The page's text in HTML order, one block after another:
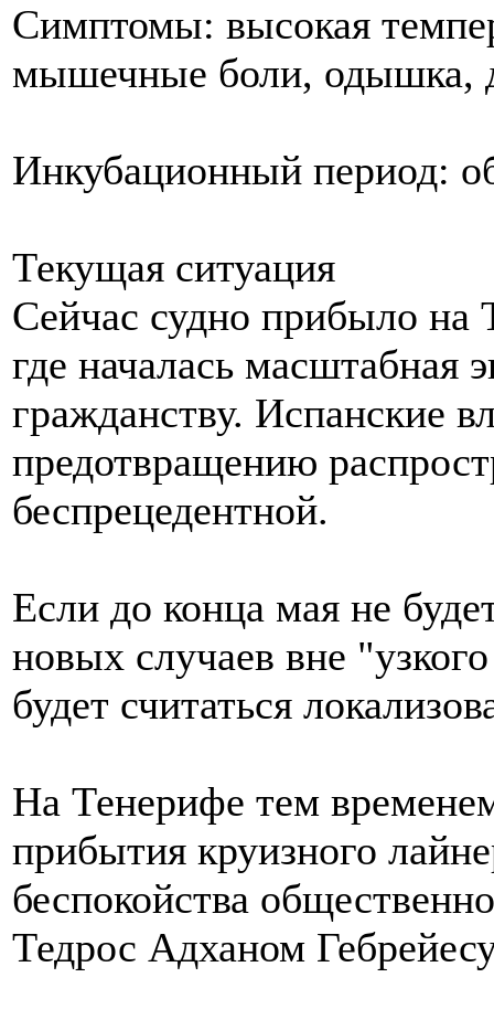
Симптомы: высокая
мышечные боли, одышка,
Инкубационный период:
Текущая ситуация
Сейчас судно прибыло на
где началась масштабная
гражданству. Испанские
предотвращению
беспрецедентной.
Если до конца мая не
новых случаев вне
будет считаться
На Тенерифе тем
прибытия круизного
беспокойства
Тедрос Адханом